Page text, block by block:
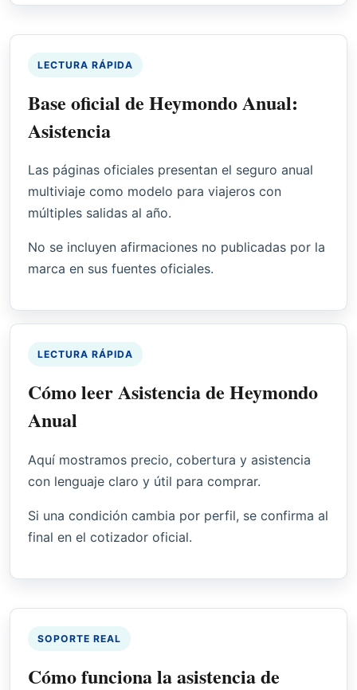
LECTURA RÁPIDA
Base oficial de Heymondo Anual:
Asistencia
Las páginas oficiales presentan el seguro anual
multiviaje como modelo para viajeros con
múltiples salidas al año.
No se incluyen afirmaciones no publicadas por la
marca en sus fuentes oficiales.
LECTURA RÁPIDA
Cómo leer Asistencia de Heymondo
Anual
Aquí mostramos precio, cobertura y asistencia
con lenguaje claro y útil para comprar.
Si una condición cambia por perfil, se confirma al
final en el cotizador oficial.
SOPORTE REAL
Cómo funciona la asistencia de